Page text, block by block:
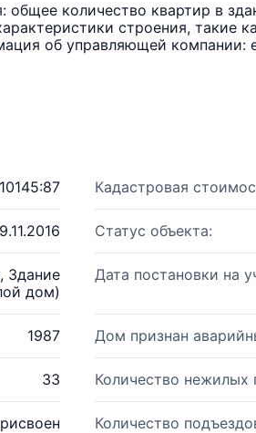
количество квартир в
строения, такие
об управляющей компании:
Кадастровая
Статус объекта:
Здание
дом)
Дата постановки на
1987 Дом признан
33 Количество нежилых
Количество